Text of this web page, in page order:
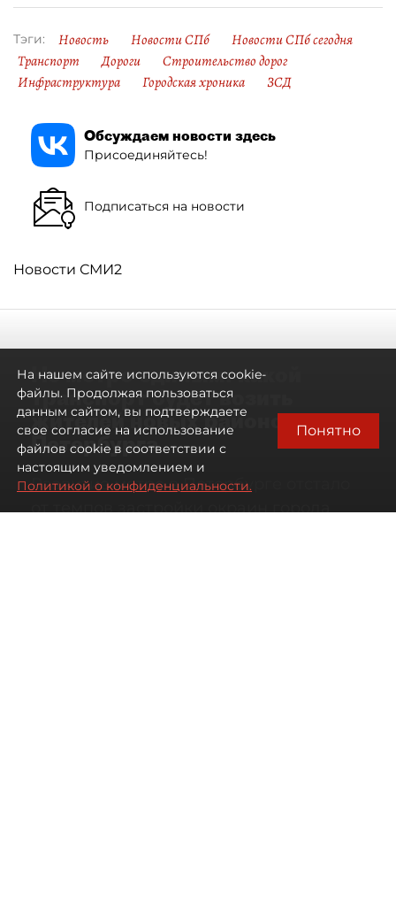
Тэги: Новость Новости СПб
Новости СПб сегодня
Транспорт
Дороги
Строительство дорог
Инфраструктура
Городская хроника ЗСД
Обсуждаем новости здесь
Присоединяйтесь!
Подписаться на новости
Новости СМИ2
Не метро единым: какой
транспорт будет возить
жителей новых районов
Петербурга
Развитие метро в Петербурге отстало
от темпов застройки окраин города
На нашем сайте используются cookie-
файлы. Продолжая пользоваться
данным сайтом, вы подтверждаете
свое согласие на использование
файлов cookie в соответствии с
настоящим уведомлением и
Политикой о конфиденциальности.
Понятно